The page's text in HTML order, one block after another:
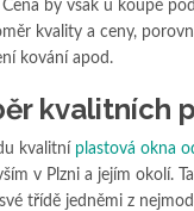
Cena by však u koupě
kvality a ceny,
kování apod.
kvalitních
kvalitní plastová okna
v Plzni a jejím okolí.
třídě jedněmi z